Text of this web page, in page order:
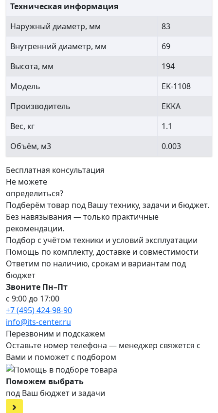
Техническая информация
Наружный диаметр, мм
83
Внутренний диаметр, мм
69
Высота, мм
194
Модель
EK-1108
Производитель
EKKA
Вес, кг
1.1
Объём, м3
0.003
Бесплатная консультация
Не можете
определиться?
Подберём товар под Вашу технику, задачи и бюджет.
Без навязывания — только практичные
рекомендации.
Подбор с учётом техники и условий эксплуатации
Помощь по комплекту, доставке и совместимости
Ответим по наличию, срокам и вариантам под
бюджет
Звоните Пн–Пт
с 9:00 до 17:00
+7 (495) 424-98-90
info@its-center.ru
Перезвоним и подскажем
Оставьте номер телефона — менеджер свяжется с
Вами и поможет с подбором
Поможем выбрать
под Ваш бюджет и задачи